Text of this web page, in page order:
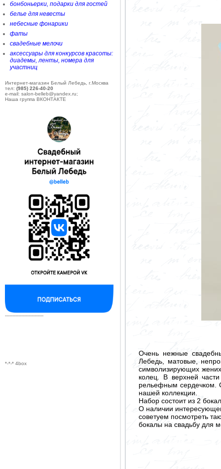
бонбоньерки, подарки для гостей
белье для невесты
небесные фонарики
фаты
свадебные мелочи
аксессуары для конкурсов красоты:
диадемы, ленты, номера для
участниц
Интернет-магазин Белый Лебедь, г.Москва
тел: (985) 226-40-20
e-mail: salon-belleb@yandex.ru;
Наша группа ВКОНТАКТЕ
--------------------------
*-*-* 4box
Очень нежные
Лебедь, матовые,
символизирующих
колец. В верхней
рельефным сердечком.
нашей коллекции.
Набор состоит из 2
О наличии
советуем посмотреть
бокалы на свадьбу для